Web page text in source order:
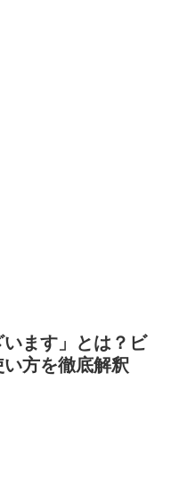
います」とは？ビ
方を徹底解釈